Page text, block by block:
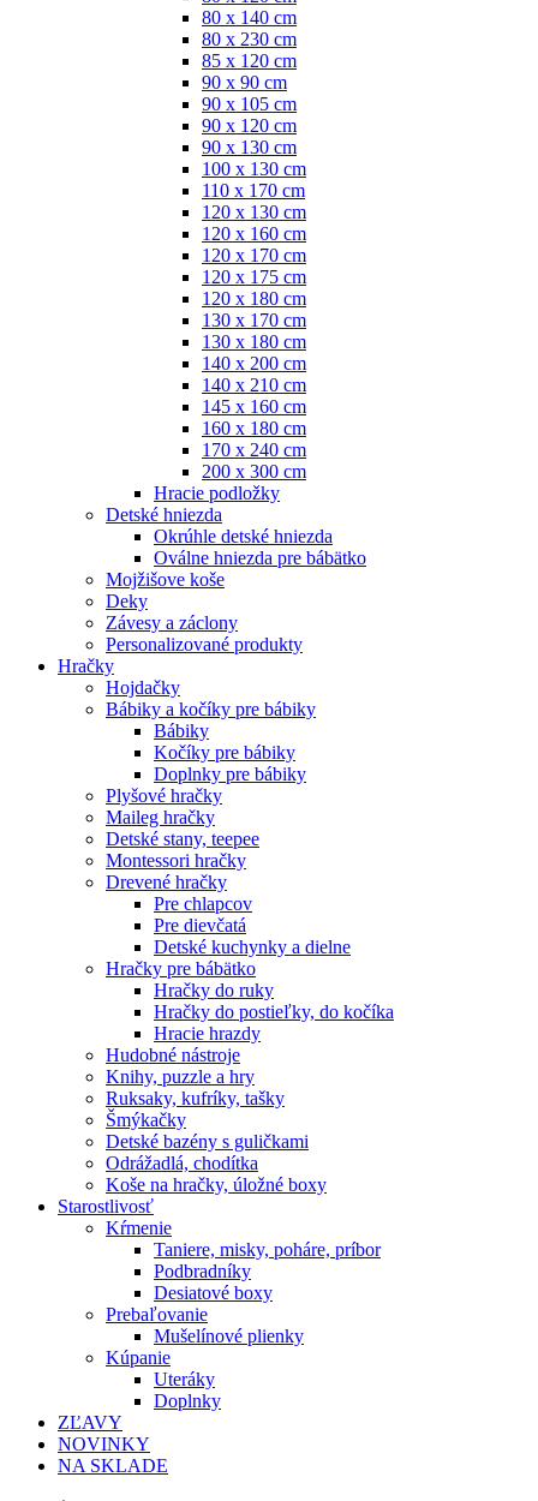
80 x 140 cm
80 x 230 cm
85 x 120 cm
90 x 90 cm
90 x 105 cm
90 x 120 cm
90 x 130 cm
100 x 130 cm
110 x 170 cm
120 x 130 cm
120 x 160 cm
120 x 170 cm
120 x 175 cm
120 x 180 cm
130 x 170 cm
130 x 180 cm
140 x 200 cm
140 x 210 cm
145 x 160 cm
160 x 180 cm
170 x 240 cm
200 x 300 cm
Hracie podložky
Detské hniezda
Okrúhle detské hniezda
Oválne hniezda pre bábätko
Mojžišove koše
Deky
Závesy a záclony
Personalizované produkty
Hračky
Hojdačky
Bábiky a kočíky pre bábiky
Bábiky
Kočíky pre bábiky
Doplnky pre bábiky
Plyšové hračky
Maileg hračky
Detské stany, teepee
Montessori hračky
Drevené hračky
Pre chlapcov
Pre dievčatá
Detské kuchynky a dielne
Hračky pre bábätko
Hračky do ruky
Hračky do postieľky, do kočíka
Hracie hrazdy
Hudobné nástroje
Knihy, puzzle a hry
Ruksaky, kufríky, tašky
Šmýkačky
Detské bazény s guličkami
Odrážadlá, chodítka
Koše na hračky, úložné boxy
Starostlivosť
Kŕmenie
Taniere, misky, poháre, príbor
Podbradníky
Desiatové boxy
Prebaľovanie
Mušelínové plienky
Kúpanie
Uteráky
Doplnky
ZĽAVY
NOVINKY
NA SKLADE